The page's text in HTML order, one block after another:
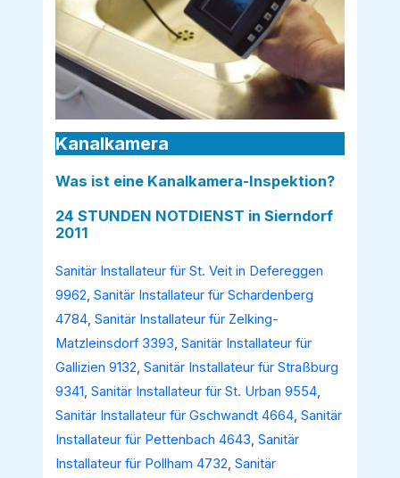
Kanalkamera
Was ist eine Kanalkamera-Inspektion?
24 STUNDEN NOTDIENST in Sierndorf
2011
Sanitär Installateur für St. Veit in Defereggen
9962,Sanitär Installateur für Schardenberg
4784,Sanitär Installateur für Zelking-
Matzleinsdorf 3393,Sanitär Installateur für
Gallizien 9132,Sanitär Installateur für Straßburg
9341,Sanitär Installateur für St. Urban 9554,
Sanitär Installateur für Gschwandt 4664,Sanitär
Installateur für Pettenbach 4643,Sanitär
Installateur für Pollham 4732,Sanitär